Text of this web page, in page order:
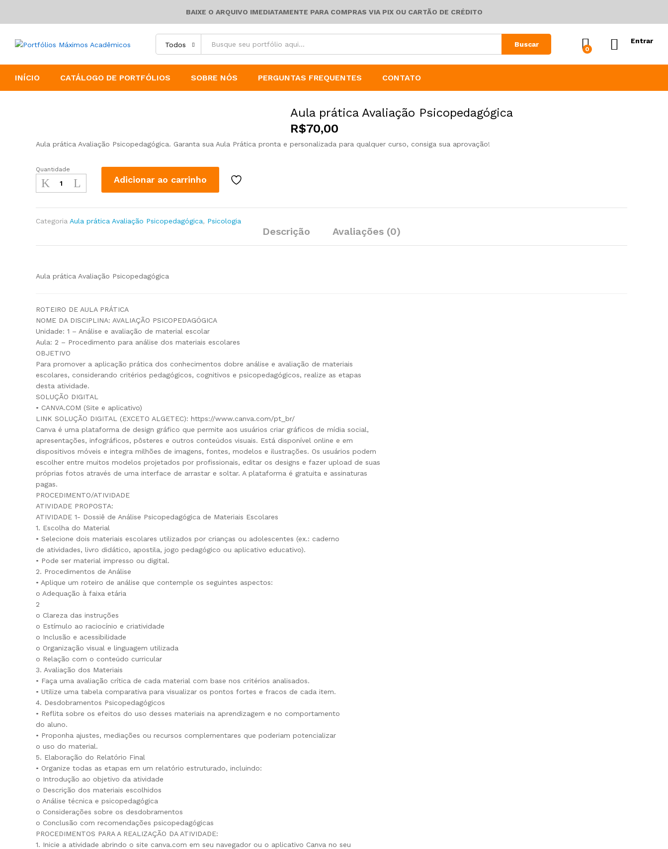
BAIXE O ARQUIVO IMEDIATAMENTE PARA COMPRAS VIA PIX OU CARTÃO DE CRÉDITO
Todos Buscar
0
Entrar
INÍCIO CATÁLOGO DE PORTFÓLIOS SOBRE NÓS PERGUNTAS FREQUENTES CONTATO
Aula prática Avaliação Psicopedagógica
R$70,00
Aula prática Avaliação Psicopedagógica. Garanta sua Aula Prática pronta e personalizada para qualquer curso, consiga sua aprovação!
Aula
prática
Avaliação
Quantidade
Adicionar ao carrinho
Categoria Aula prática Avaliação Psicopedagógica, Psicologia
Descrição Avaliações (0)
Aula prática Avaliação Psicopedagógica
ROTEIRO DE AULA PRÁTICA
NOME DA DISCIPLINA: AVALIAÇÃO PSICOPEDAGÓGICA
Unidade: 1 – Análise e avaliação de material escolar
Aula: 2 – Procedimento para análise dos materiais escolares
OBJETIVO
Para promover a aplicação prática dos conhecimentos dobre análise e avaliação de materiais
escolares, considerando critérios pedagógicos, cognitivos e psicopedagógicos, realize as etapas
desta atividade.
SOLUÇÃO DIGITAL
• CANVA.COM (Site e aplicativo)
LINK SOLUÇÃO DIGITAL (EXCETO ALGETEC): https://www.canva.com/pt_br/
Canva é uma plataforma de design gráfico que permite aos usuários criar gráficos de mídia social,
apresentações, infográficos, pôsteres e outros conteúdos visuais. Está disponível online e em
dispositivos móveis e integra milhões de imagens, fontes, modelos e ilustrações. Os usuários podem
escolher entre muitos modelos projetados por profissionais, editar os designs e fazer upload de suas
próprias fotos através de uma interface de arrastar e soltar. A plataforma é gratuita e assinaturas
pagas.
PROCEDIMENTO/ATIVIDADE
ATIVIDADE PROPOSTA:
ATIVIDADE 1- Dossiê de Análise Psicopedagógica de Materiais Escolares
1. Escolha do Material
• Selecione dois materiais escolares utilizados por crianças ou adolescentes (ex.: caderno
de atividades, livro didático, apostila, jogo pedagógico ou aplicativo educativo).
• Pode ser material impresso ou digital.
2. Procedimentos de Análise
• Aplique um roteiro de análise que contemple os seguintes aspectos:
o Adequação à faixa etária
2
o Clareza das instruções
o Estímulo ao raciocínio e criatividade
o Inclusão e acessibilidade
o Organização visual e linguagem utilizada
o Relação com o conteúdo curricular
3. Avaliação dos Materiais
• Faça uma avaliação crítica de cada material com base nos critérios analisados.
• Utilize uma tabela comparativa para visualizar os pontos fortes e fracos de cada item.
4. Desdobramentos Psicopedagógicos
• Reflita sobre os efeitos do uso desses materiais na aprendizagem e no comportamento
do aluno.
• Proponha ajustes, mediações ou recursos complementares que poderiam potencializar
o uso do material.
5. Elaboração do Relatório Final
• Organize todas as etapas em um relatório estruturado, incluindo:
o Introdução ao objetivo da atividade
o Descrição dos materiais escolhidos
o Análise técnica e psicopedagógica
o Considerações sobre os desdobramentos
o Conclusão com recomendações psicopedagógicas
PROCEDIMENTOS PARA A REALIZAÇÃO DA ATIVIDADE:
1. Inicie a atividade abrindo o site canva.com em seu navegador ou o aplicativo Canva no seu